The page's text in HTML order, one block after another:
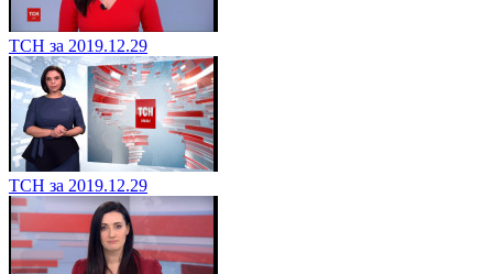
ТСН за 2019.12.29
ТСН за 2019.12.29